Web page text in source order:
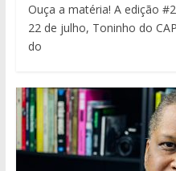
Ouça a matéria! A edição
22 de julho, Toninho do
do